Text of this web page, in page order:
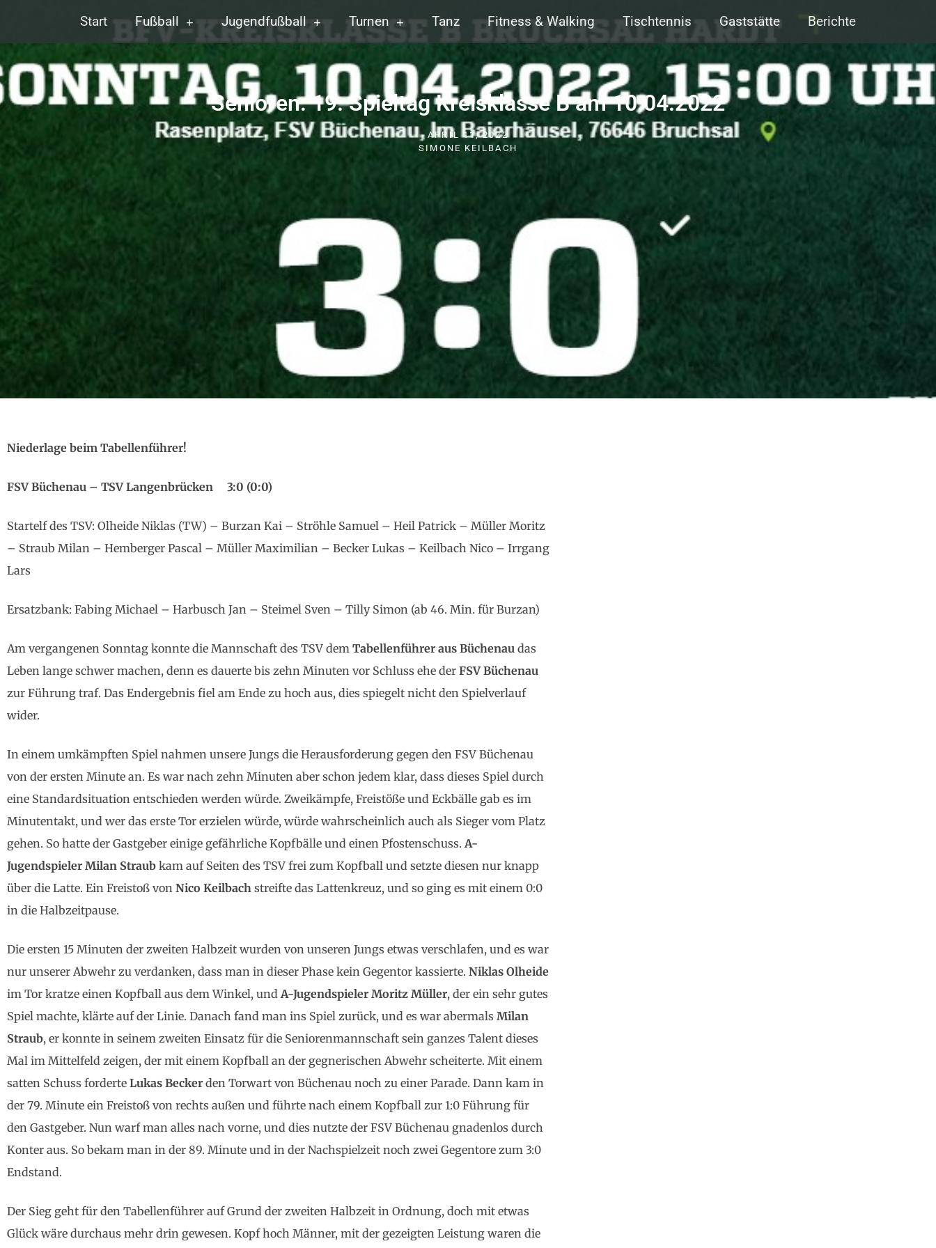
Start Fußball Jugendfußball Turnen Tanz Fitness & Walking Tischtennis Gaststätte Berichte
Senioren: 19. Spieltag Kreisklasse B am 10.04.2022
APRIL 11, 2022
SIMONE KEILBACH
Niederlage beim Tabellenführer!
FSV Büchenau – TSV Langenbrücken 3:0 (0:0)
Startelf des TSV: Olheide Niklas (TW) – Burzan Kai – Ströhle Samuel – Heil Patrick – Müller Moritz
– Straub Milan – Hemberger Pascal – Müller Maximilian – Becker Lukas – Keilbach Nico – Irrgang
Lars
Ersatzbank: Fabing Michael – Harbusch Jan – Steimel Sven – Tilly Simon (ab 46. Min. für Burzan)
Am vergangenen Sonntag konnte die Mannschaft des TSV dem Tabellenführer aus Büchenau das
Leben lange schwer machen, denn es dauerte bis zehn Minuten vor Schluss ehe der FSV Büchenau
zur Führung traf. Das Endergebnis fiel am Ende zu hoch aus, dies spiegelt nicht den Spielverlauf
wider.
In einem umkämpften Spiel nahmen unsere Jungs die Herausforderung gegen den FSV Büchenau
von der ersten Minute an. Es war nach zehn Minuten aber schon jedem klar, dass dieses Spiel durch
eine Standardsituation entschieden werden würde. Zweikämpfe, Freistöße und Eckbälle gab es im
Minutentakt, und wer das erste Tor erzielen würde, würde wahrscheinlich auch als Sieger vom Platz
gehen. So hatte der Gastgeber einige gefährliche Kopfbälle und einen Pfostenschuss.A-
Jugendspieler Milan Straub kam auf Seiten des TSV frei zum Kopfball und setzte diesen nur knapp
über die Latte. Ein Freistoß von Nico Keilbach streifte das Lattenkreuz, und so ging es mit einem 0:0
in die Halbzeitpause.
Die ersten 15 Minuten der zweiten Halbzeit wurden von unseren Jungs etwas verschlafen, und es war
nur unserer Abwehr zu verdanken, dass man in dieser Phase kein Gegentor kassierte. Niklas Olheide
im Tor kratze einen Kopfball aus dem Winkel, undA-Jugendspieler Moritz Müller, der ein sehr gutes
Spiel machte, klärte auf der Linie. Danach fand man ins Spiel zurück, und es war abermals Milan
Straub, er konnte in seinem zweiten Einsatz für die Seniorenmannschaft sein ganzes Talent dieses
Mal im Mittelfeld zeigen, der mit einem Kopfball an der gegnerischen Abwehr scheiterte. Mit einem
satten Schuss forderte Lukas Becker den Torwart von Büchenau noch zu einer Parade. Dann kam in
der 79. Minute ein Freistoß von rechts außen und führte nach einem Kopfball zur 1:0 Führung für
den Gastgeber. Nun warf man alles nach vorne, und dies nutzte der FSV Büchenau gnadenlos durch
Konter aus. So bekam man in der 89. Minute und in der Nachspielzeit noch zwei Gegentore zum 3:0
Endstand.
Der Sieg geht für den Tabellenführer auf Grund der zweiten Halbzeit in Ordnung, doch mit etwas
Glück wäre durchaus mehr drin gewesen. Kopf hoch Männer, mit der gezeigten Leistung waren die